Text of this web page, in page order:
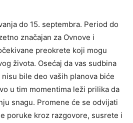
do 15. septembra. Period do
značajan za Ovnove i
preokrete koji mogu
života. Osećaj da vas sudbina
bile deo vaših planova biće
u tim momentima leži prilika da
snagu. Promene će se odvijati
poruke kroz razgovore, susrete i